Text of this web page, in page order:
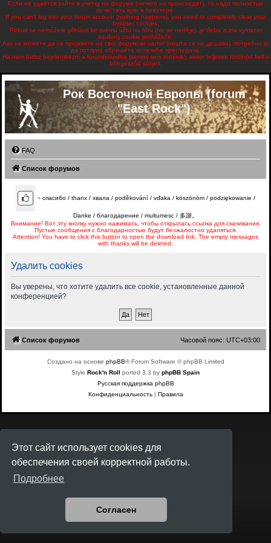
Этот сайт использует cookies для
обеспечения своей корректной работы.
Подробнее
Согласен
Если не удаётся зайти в учетку на форуме (ничего не происходит), то надо полностью
почистить куки в браузере.
If you can't log into your forum account (nothing happens), you need to completely clear your
browser cookies.
Pokud se nemůžete přihlásit ke svému účtu na fóru (nic se neděje), je třeba zcela vymazat
soubory cookie prohlížeče.
Ако не можете да се пријавите на свој форумски налог (ништа се не дешава), потребно је
да потпуно обришете колачиће прегледача.
Ha nem tudsz bejelentkezni a fórumfiókodba (semmi sem történik), akkor teljesen törölnöd kell a
böngésződ sütijeit.
Рок Восточной Европы (forum
"East Rock")
FAQ
Список форумов
¬ спасибо / thanx / хвала / poděkování / vďaka / köszönöm / podziękowanie /
Danke / благодарение / multumesc / 多謝。
Внимание! Вот эту кнопку нужно нажимать, чтобы открылась ссылка для скачивания.
Пустые сообщения с благодарностью будут безжалостно удаляться.
Attention! You have to click this button to open the download link. The empty messages
with thanks will be deleted.
Удалить cookies
Вы уверены, что хотите удалить все cookie, установленные данной
конференцией?
Список форумов Часовой пояс: UTC+03:00
Создано на основе phpBB® Forum Software © phpBB Limited
Style Rock'n Roll ported 3.3 by phpBB Spain
Русская поддержка phpBB
Конфиденциальность| Правила